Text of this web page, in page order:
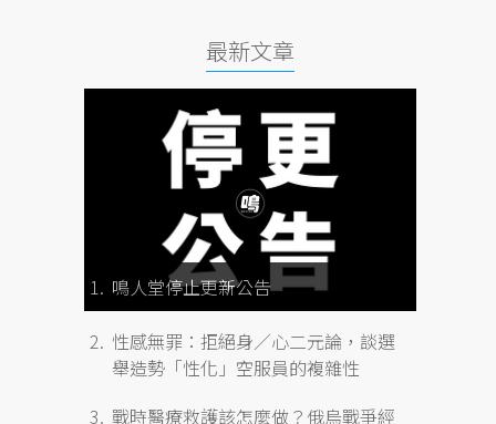
最新文章
鳴人堂停止更新公告
性感無罪：拒絕身／心二元論，談選
舉造勢「性化」空服員的複雜性
戰時醫療救護該怎麼做？俄烏戰爭經